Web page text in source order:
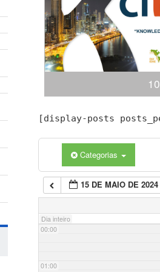
Congresso Internacional
(ciKi) A 10ª edição do
Conhecimento e
dias 19 e 20 de
Conhecimento,
[display-posts
Categorias
15 DE MAIO DE 2024
Dia inteiro
00:00
01:00